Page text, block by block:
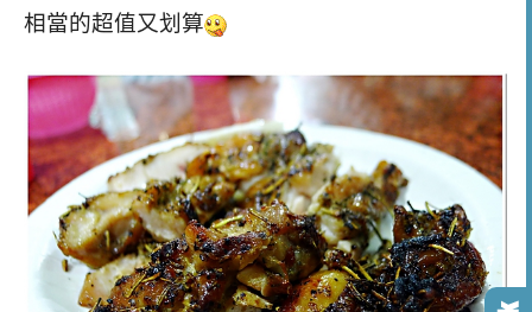
相當的超值又划算